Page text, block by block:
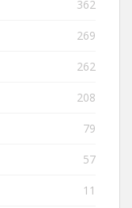
362
269
262
208
79
57
11